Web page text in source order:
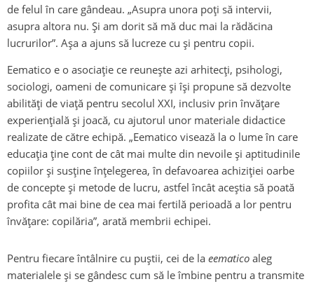
de felul în care gândeau. „Asupra unora poți să intervii,
asupra altora nu. Și am dorit să mă duc mai la rădăcina
lucrurilor”. Așa a ajuns să lucreze cu și pentru copii.
Eematico e o asociație ce reunește azi arhitecți, psihologi,
sociologi, oameni de comunicare și își propune să dezvolte
abilități de viață pentru secolul XXI, inclusiv prin învățare
experiențială și joacă, cu ajutorul unor materiale didactice
realizate de către echipă. „Eematico visează la o lume în care
educația ține cont de cât mai multe din nevoile și aptitudinile
copiilor și susține înțelegerea, în defavoarea achiziției oarbe
de concepte și metode de lucru, astfel încât aceștia să poată
profita cât mai bine de cea mai fertilă perioadă a lor pentru
învățare: copilăria”, arată membrii echipei.
Pentru fiecare întâlnire cu puștii, cei de la eematico aleg
materialele și se gândesc cum să le îmbine pentru a transmite